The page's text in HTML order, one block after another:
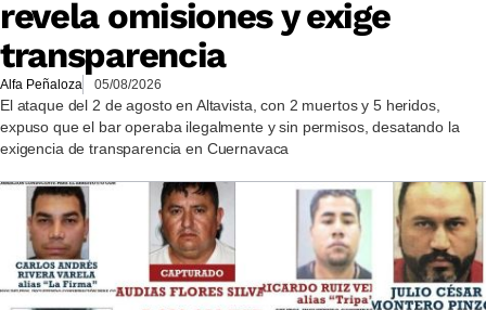
revela omisiones y exige
transparencia
Alfa Peñaloza 05/08/2026
El ataque del 2 de agosto en Altavista, con 2 muertos y 5 heridos,
expuso que el bar operaba ilegalmente y sin permisos, desatando la
exigencia de transparencia en Cuernavaca